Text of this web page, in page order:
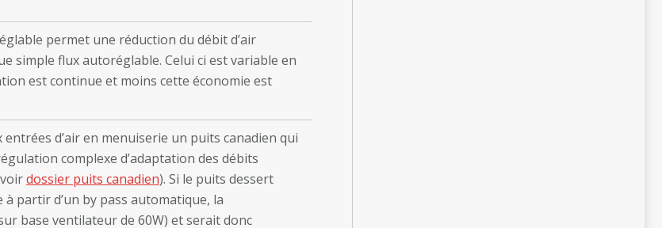
permet une réduction du débit d’air
simple flux autoréglable. Celui ci est variable en
est continue et moins cette économie est
d’air en menuiserie un puits canadien qui
complexe d’adaptation des débits
dossier puits canadien). Si le puits dessert
partir d’un by pass automatique, la
base ventilateur de 60W) et serait donc